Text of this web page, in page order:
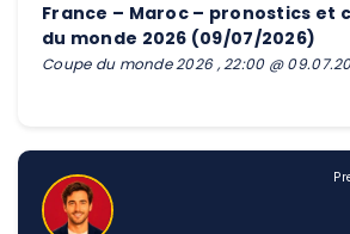
France – Maroc – pronostics et
du monde 2026 (09/07/2026)
Coupe du monde 2026 , 22:00 @